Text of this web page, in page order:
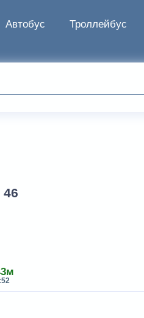
Автобус Троллейбус